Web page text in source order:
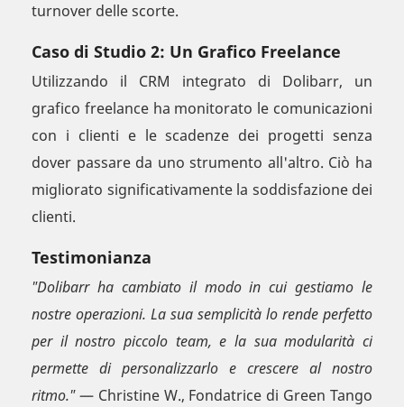
turnover delle scorte.
Caso di Studio 2: Un Grafico Freelance
Utilizzando il CRM integrato di Dolibarr, un
grafico freelance ha monitorato le comunicazioni
con i clienti e le scadenze dei progetti senza
dover passare da uno strumento all'altro. Ciò ha
migliorato significativamente la soddisfazione dei
clienti.
Testimonianza
"Dolibarr ha cambiato il modo in cui gestiamo le
nostre operazioni. La sua semplicità lo rende perfetto
per il nostro piccolo team, e la sua modularità ci
permette di personalizzarlo e crescere al nostro
ritmo."— Christine W., Fondatrice di Green Tango